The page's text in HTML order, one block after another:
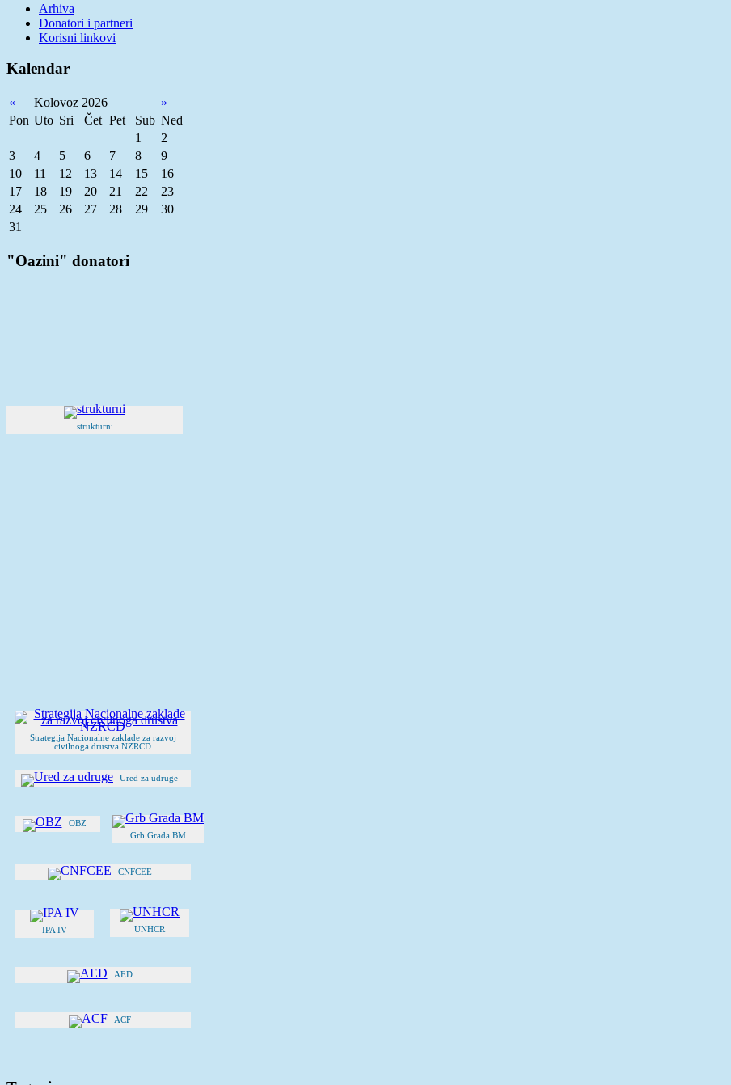
Arhiva
Donatori i partneri
Korisni linkovi
Kalendar
« Kolovoz 2026
»
Pon Uto Sri Čet Pet Sub Ned
1
2
3
4 5 6 7 8
9
10
11 12 13 14 15
16
17
18 19 20 21 22
23
24
25 26 27 28 29
30
31
"Oazini" donatori
strukturni
Strategija Nacionalne zaklade za razvoj
civilnoga drustva NZRCD
Ured za udruge
OBZ
Grb Grada BM
CNFCEE
IPA IV UNHCR
AED
ACF